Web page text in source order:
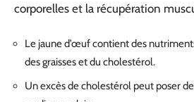
corporelles et la récupération
Le jaune d’œuf contient des
des graisses et du cholestérol.
Un excès de cholestérol peut poser